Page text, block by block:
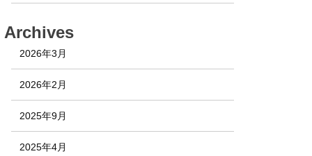
Archives
2026年3月
2026年2月
2025年9月
2025年4月